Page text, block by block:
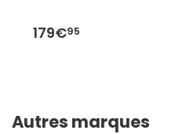
179€95
Autres marques